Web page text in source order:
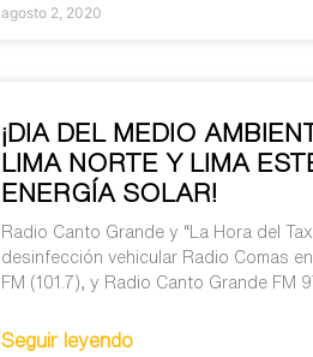
agosto 2, 2020
¡DIA DEL MEDIO
LIMA NORTE Y LIMA
ENERGÍA SOLAR!
Radio Canto Grande y “La Hora del
desinfección vehicular Radio Comas
FM (101.7), y Radio Canto Grande FM
Seguir leyendo